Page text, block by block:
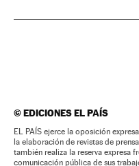
©EDICIONES EL PAÍS
EL PAÍS ejerce la oposición
la elaboración de revistas de
también realiza la reserva expresa
comunicación pública de sus